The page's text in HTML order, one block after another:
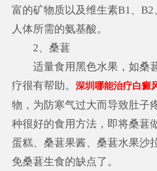
富的矿物质以及维生素B1、
人体所需的氨基酸。
2、桑葚
适量食用黑色水果，如桑
疗很有帮助。深圳哪能治疗白癜
物，为防寒气过大而导致肚子
种很好的食用方法，即将桑葚
蛋糕、桑葚果酱、桑葚水果沙
免桑葚生食的缺点了。